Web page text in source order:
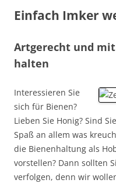
Einfach Imker
Artgerecht und
halten
Interessieren Sie
sich für Bienen?
Lieben Sie Honig? Sind
Spaß an allem was
die Bienenhaltung als
vorstellen? Dann sollten
verfolgen, denn wir